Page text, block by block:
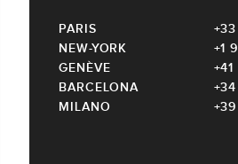
PARIS
NEW-YORK
+1
GENÈVE
BARCELONA
MILANO